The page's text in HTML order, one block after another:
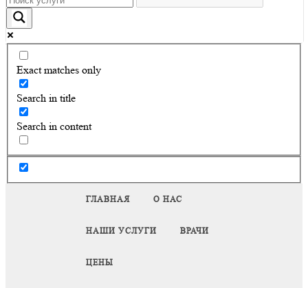
Exact matches only
Search in title
Search in content
ГЛАВНАЯ О НАС
НАШИ УСЛУГИ ВРАЧИ
ЦЕНЫ